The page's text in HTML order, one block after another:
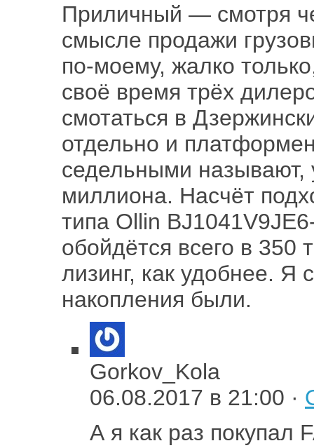
Приличный — смотря
смысле продажи
по-моему, жалко
своё время трёх
смотаться в
отдельно и
седельными называют,
миллиона. Насчёт
типа Ollin
обойдётся всего в
лизинг, как удобнее. Я
накопления были.
Gorkov_Kola
06.08.2017 в 21:00 ·
А я как раз покупал